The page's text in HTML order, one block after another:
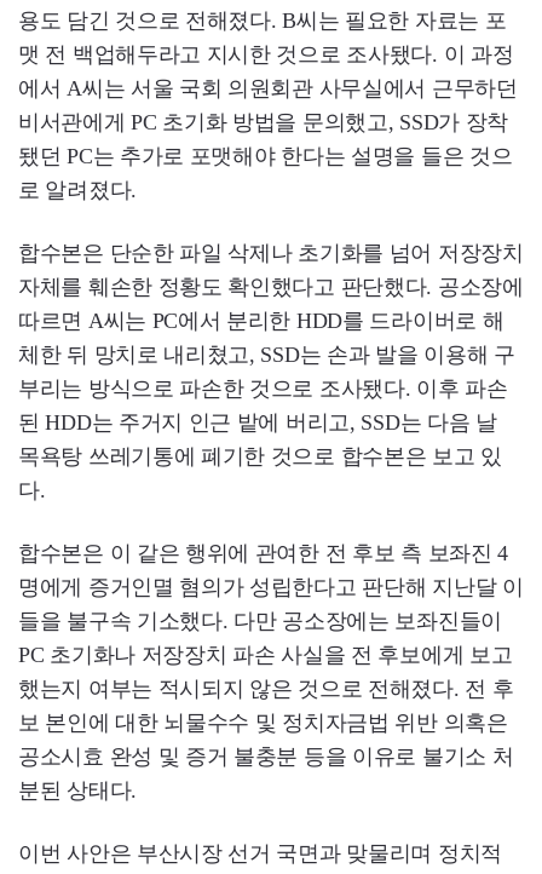
용도 담긴 것으로 전해졌다. B씨는 필요한 자료는 포
맷 전 백업해두라고 지시한 것으로 조사됐다. 이 과정
에서 A씨는 서울 국회 의원회관 사무실에서 근무하던
비서관에게 PC 초기화 방법을 문의했고, SSD가 장착
됐던 PC는 추가로 포맷해야 한다는 설명을 들은 것으
로 알려졌다.
합수본은 단순한 파일 삭제나 초기화를 넘어 저장장치
자체를 훼손한 정황도 확인했다고 판단했다. 공소장에
따르면 A씨는 PC에서 분리한 HDD를 드라이버로 해
체한 뒤 망치로 내리쳤고, SSD는 손과 발을 이용해 구
부리는 방식으로 파손한 것으로 조사됐다. 이후 파손
된 HDD는 주거지 인근 밭에 버리고, SSD는 다음 날
목욕탕 쓰레기통에 폐기한 것으로 합수본은 보고 있
다.
합수본은 이 같은 행위에 관여한 전 후보 측 보좌진 4
명에게 증거인멸 혐의가 성립한다고 판단해 지난달 이
들을 불구속 기소했다. 다만 공소장에는 보좌진들이
PC 초기화나 저장장치 파손 사실을 전 후보에게 보고
했는지 여부는 적시되지 않은 것으로 전해졌다. 전 후
보 본인에 대한 뇌물수수 및 정치자금법 위반 의혹은
공소시효 완성 및 증거 불충분 등을 이유로 불기소 처
분된 상태다.
이번 사안은 부산시장 선거 국면과 맞물리며 정치적